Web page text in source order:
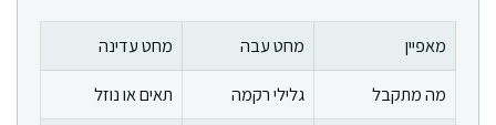
מאפיין מחט עבה
מחט עדינה
מה מתקבל
גלילי רקמה
תאים או נוזל